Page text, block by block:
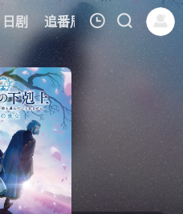
日剧 追番周表 今日更新
8
记录